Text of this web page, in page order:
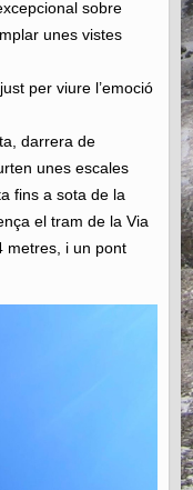
sobre
unes vistes
per viure l’emoció
darrera de
unes escales
fins a sota de la
el tram de la Via
metres, i un pont